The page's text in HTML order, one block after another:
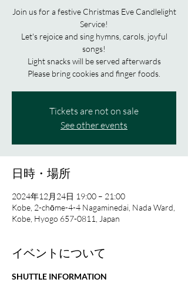
Join us for a festive Christmas Eve Candlelight
Service!
Let's rejoice and sing hymns, carols, joyful
songs!
Light snacks will be served afterwards
Please bring cookies and finger foods.
Tickets are not on sale
See other events
日時・場所
2024年12月24日 19:00 – 21:00
Kobe, 2-chōme-4-4 Nagaminedai, Nada Ward,
Kobe, Hyogo 657-0811, Japan
イベントについて
SHUTTLE INFORMATION